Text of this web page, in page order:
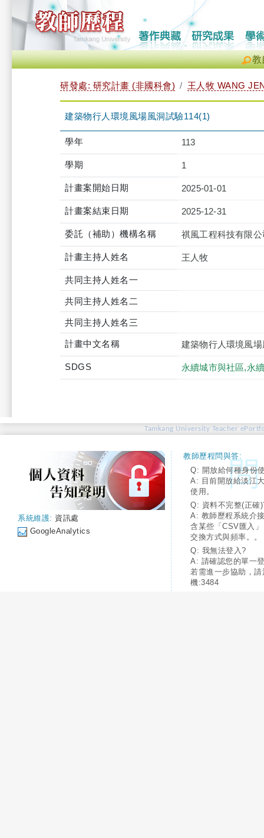
教
研發處: 研究計畫 (非國科會) 王人牧 WANG
建築物行人環境風場風洞試驗114(1)
學年 113
學期 1
計畫案開始日期 2025-01-01
計畫案結束日期 2025-12-31
委託（補助）機構名稱 祺風工程科技有限公
計畫主持人姓名 王人牧
共同主持人姓名一
共同主持人姓名二
共同主持人姓名三
計畫中文名稱 建築物行人環境風
SDGS 永續城市與社區,永
Tamkang University Teacher
系統維護: 資訊處
GoogleAnalytics
教師歷程問與答:
Q: 開放給何種身份
A: 目前開放給淡江
使用。
Q: 資料不完整(正確
A: 教師歷程系統介
含某些「CSV匯入
交換方式與頻率。。
Q: 我無法登入?
A: 請確認您的單一
若需進一步協助，
機:3484